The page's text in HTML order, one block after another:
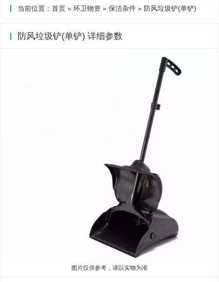
当前位置： 首页 » 环卫物资 » 保洁杂件 » 防风垃圾铲(单铲)
防风垃圾铲(单铲) 详细参数
图片仅供参考，请以实物为准